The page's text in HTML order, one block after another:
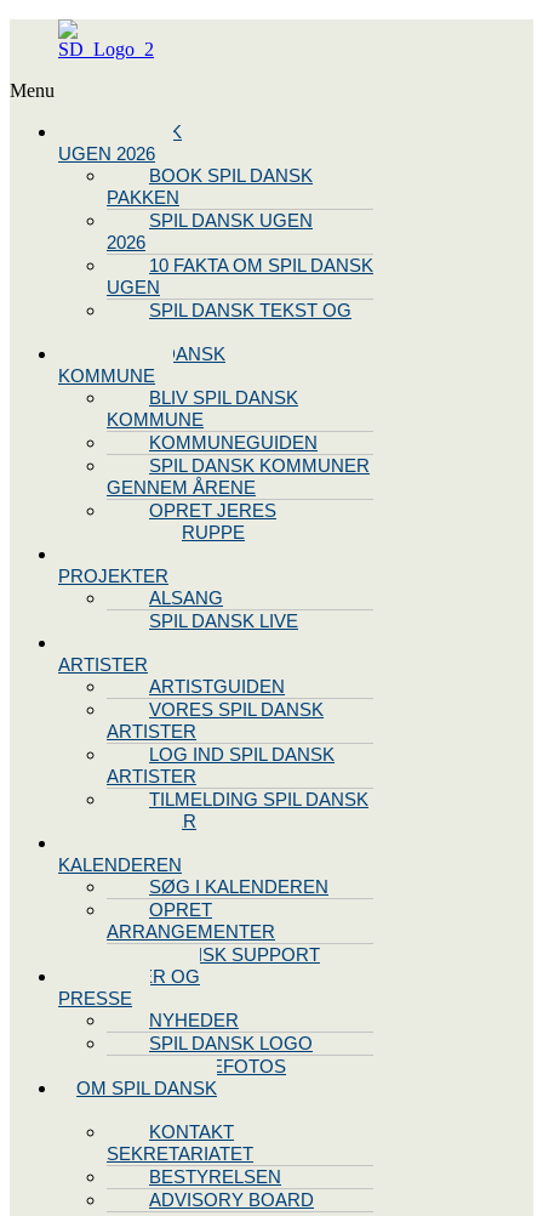
Menu
SPIL DANSK
UGEN 2026
BOOK SPIL DANSK
PAKKEN
SPIL DANSK UGEN
2026
10 FAKTA OM SPIL DANSK
UGEN
SPIL DANSK TEKST OG
BLIV SPIL DANSK
KOMMUNE
BLIV SPIL DANSK
KOMMUNE
KOMMUNEGUIDEN
SPIL DANSK KOMMUNER
GENNEM ÅRENE
OPRET JERES
STYREGRUPPE
PROJEKTER
ALSANG
SPIL DANSK LIVE
ARTISTER
ARTISTGUIDEN
VORES SPIL DANSK
ARTISTER
LOG IND SPIL DANSK
ARTISTER
TILMELDING SPIL DANSK
ARTISTER
KALENDEREN
SØG I KALENDEREN
OPRET
ARRANGEMENTER
TEKNISK SUPPORT
NYHEDER OG
PRESSE
NYHEDER
SPIL DANSK LOGO
PRESSEFOTOS
OM SPIL DANSK
KONTAKT
SEKRETARIATET
BESTYRELSEN
ADVISORY BOARD